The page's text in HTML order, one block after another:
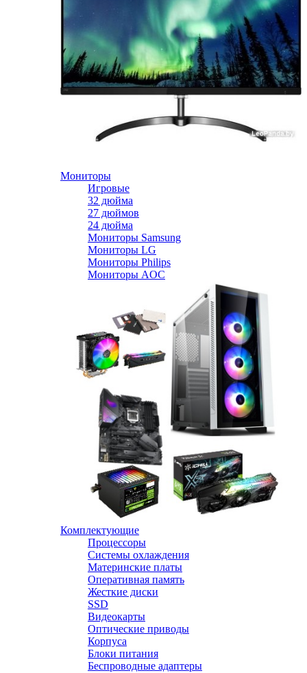
Мониторы
Игровые
32 дюйма
27 дюймов
24 дюйма
Мониторы Samsung
Мониторы LG
Мониторы Philips
Мониторы AOC
Комплектующие
Процессоры
Системы охлаждения
Материнские платы
Оперативная память
Жесткие диски
SSD
Видеокарты
Оптические приводы
Корпуса
Блоки питания
Беспроводные адаптеры